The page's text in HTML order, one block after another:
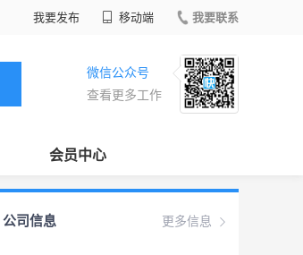
我要发布 移动端 我要联系
微信公众号
查看更多工作
会员中心
更多信息
公司信息